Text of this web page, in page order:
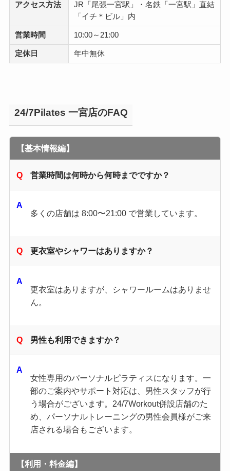
アクセス方法
JR「尾張一宮駅」・名鉄「一宮駅」直結
「イチ＊ビル」内
営業時間 10:00～21:00
定休日 年中無休
24/7Pilates 一宮店のFAQ
【基本情報編】
営業時間は何時から何時までですか？
多くの店舗は 8:00〜21:00 で営業しています。
更衣室やシャワーはありますか？
更衣室はありますが、シャワールームはありませ
ん。
男性も利用できますか？
女性専用のパーソナルピラティスになります。一
部のご案内やサポート対応は、男性スタッフが行
う場合がございます。24/7Workout併設店舗のた
め、パーソナルトレーニングの男性会員様がご来
店される場合もございます。
【利用・料金編】